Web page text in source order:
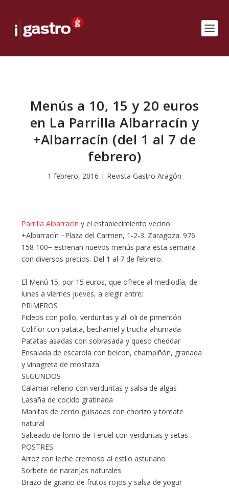
Menús a 10, 15 y 20 euros
en La Parrilla Albarracín y
+Albarracín (del 1 al 7 de
febrero)
1 febrero, 2016 | Revista Gastro Aragón
Parrilla Albarracín y el establecimiento vecino
+Albarracín −Plaza del Carmen, 1-2-3. Zaragoza. 976
158 100− estrenan nuevos menús para esta semana
con diversos precios. Del 1 al 7 de febrero.
El Menú 15, por 15 euros,que ofrece al mediodía, de
lunes a viernes jueves, a elegir entre:
PRIMEROS
Fideos con pollo, verduritas y ali oli de pimentón
Coliflor con patata, bechamel y trucha ahumada
Patatas asadas con sobrasada y queso cheddar
Ensalada de escarola con beicon, champiñón, granada
y vinagreta de mostaza
SEGUNDOS
Calamar relleno con verduritas y salsa de algas
Lasaña de cocido gratinada
Manitas de cerdo guisadas con chorizo y tomate
natural
Salteado de lomo de Teruel con verduritas y setas
POSTRES
Arroz con leche cremoso al estilo asturiano
Sorbete de naranjas naturales
Brazo de gitano de frutos rojos y salsa de yogur